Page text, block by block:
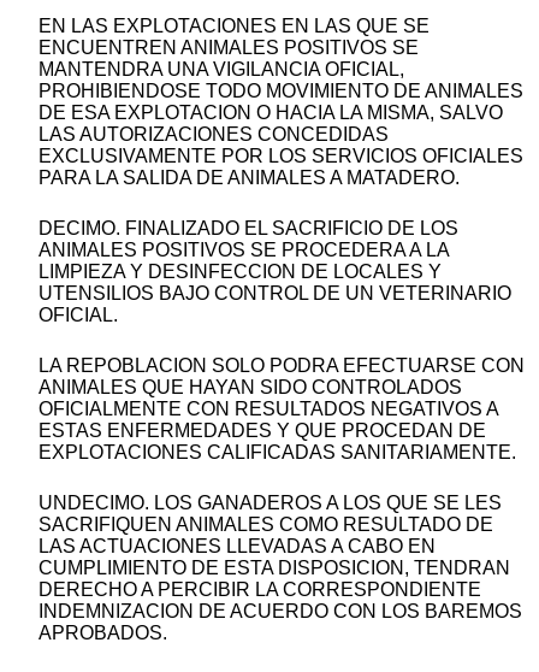
EN LAS EXPLOTACIONES EN LAS QUE SE
ENCUENTREN ANIMALES POSITIVOS SE
MANTENDRA UNA VIGILANCIA OFICIAL,
PROHIBIENDOSE TODO MOVIMIENTO DE ANIMALES
DE ESA EXPLOTACION O HACIA LA MISMA, SALVO
LAS AUTORIZACIONES CONCEDIDAS
EXCLUSIVAMENTE POR LOS SERVICIOS OFICIALES
PARA LA SALIDA DE ANIMALES A MATADERO.
DECIMO. FINALIZADO EL SACRIFICIO DE LOS
ANIMALES POSITIVOS SE PROCEDERA A LA
LIMPIEZA Y DESINFECCION DE LOCALES Y
UTENSILIOS BAJO CONTROL DE UN VETERINARIO
OFICIAL.
LA REPOBLACION SOLO PODRA EFECTUARSE CON
ANIMALES QUE HAYAN SIDO CONTROLADOS
OFICIALMENTE CON RESULTADOS NEGATIVOS A
ESTAS ENFERMEDADES Y QUE PROCEDAN DE
EXPLOTACIONES CALIFICADAS SANITARIAMENTE.
UNDECIMO. LOS GANADEROS A LOS QUE SE LES
SACRIFIQUEN ANIMALES COMO RESULTADO DE
LAS ACTUACIONES LLEVADAS A CABO EN
CUMPLIMIENTO DE ESTA DISPOSICION, TENDRAN
DERECHO A PERCIBIR LA CORRESPONDIENTE
INDEMNIZACION DE ACUERDO CON LOS BAREMOS
APROBADOS.